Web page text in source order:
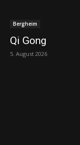
Bergheim
Qi Gong
5. August 2026